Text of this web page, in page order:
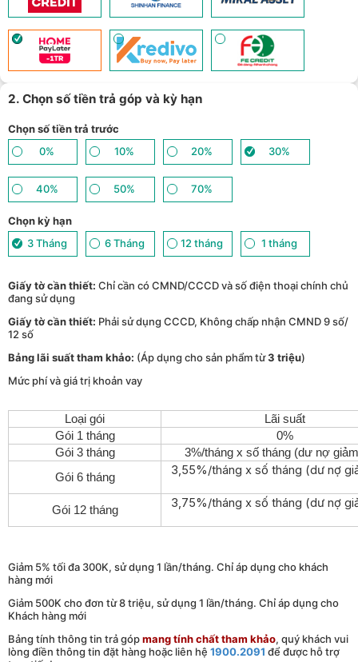
2. Chọn số tiền trả góp và kỳ hạn
Chọn số tiền trả trước
0%
10% 20% 30%
40% 50% 70%
Chọn kỳ hạn
3 Tháng
6 Tháng 12 tháng 1 tháng
Giấy tờ cần thiết: Chỉ cần có CMND/CCCD và số điện thoại chính chủ
đang sử dụng
Giấy tờ cần thiết: Phải sử dụng CCCD, Không chấp nhận CMND 9 số/
12 số
Bảng lãi suất tham khảo: (Áp dụng cho sản phẩm từ3 triệu)
Mức phí và giá trị khoản vay
Loại gói
Lãi suất
Gói 1 tháng
0%
Gói 3 tháng
3%/tháng x số tháng (dư nợ
Gói 6 tháng
3,55%/tháng x số tháng (dư nợ
Gói 12 tháng 3,75%/tháng x số tháng (dư nợ
Giảm 5% tối đa 300K, sử dụng 1 lần/tháng. Chỉ áp dụng cho khách
hàng mới
Giảm 500K cho đơn từ 8 triệu, sử dụng 1 lần/tháng. Chỉ áp dụng cho
Khách hàng mới
Bảng tính thông tin trả gópmang tính chất tham khảo, quý khách vui
lòng điền thông tin đặt hàng hoặc liên hệ 1900.2091 để được hỗ trợ